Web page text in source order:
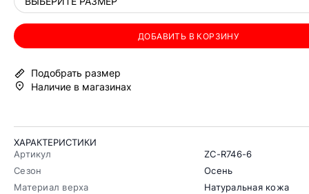
ДОБАВИТЬ В КОРЗИНУ
Подобрать размер
Наличие в магазинах
ХАРАКТЕРИСТИКИ
Артикул
ZC-R746-6
Сезон
Осень
Материал верха
Натуральная кожа